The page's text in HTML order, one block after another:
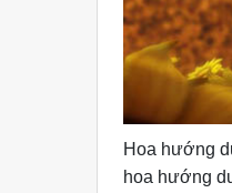
Hoa hướng
hoa hướng